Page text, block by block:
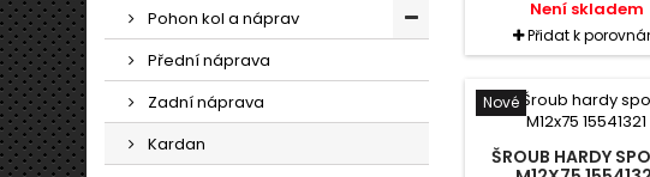
Pohon kol a náprav
Přední náprava
Zadní náprava
Kardan
Není skladem
Přidat k
Nové
ŠROUB HARDY